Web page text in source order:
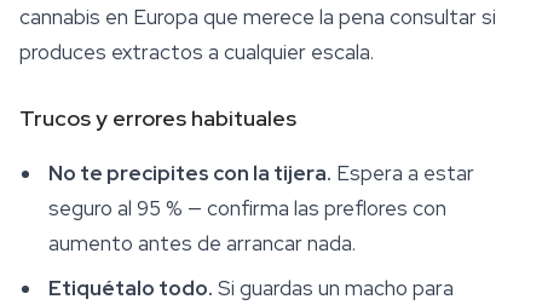
cannabis en Europa que merece la pena consultar si
produces extractos a cualquier escala.
Trucos y errores habituales
No te precipites con la tijera. Espera a estar
seguro al 95 % — confirma las preflores con
aumento antes de arrancar nada.
Etiquétalo todo. Si guardas un macho para